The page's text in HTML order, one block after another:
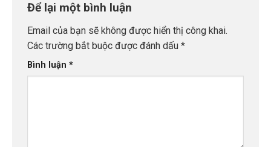
Để lại một bình luận
Email của bạn sẽ không được hiển thị công khai.
Các trường bắt buộc được đánh dấu *
Bình luận *